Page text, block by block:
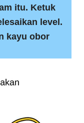
itu. Ketuk
level.
kayu obor